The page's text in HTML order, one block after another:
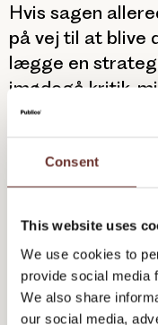
Consent
This website uses
We use cookies to
provide social media
We also share
our social media,
Hvis sagen
på vej til at blive
lægge en
imødegå kritik,
sikre en
Evalueringener
Dels via en
fungerede den
heraf: Hvad
Skal vi ændre